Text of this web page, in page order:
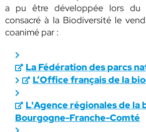
a pu être développée lors du
consacré à la Biodiversité le
coanimé par :
La Fédération des parcs
L’Office français de la
L'Agence régionales de la
Bourgogne-Franche-Comté